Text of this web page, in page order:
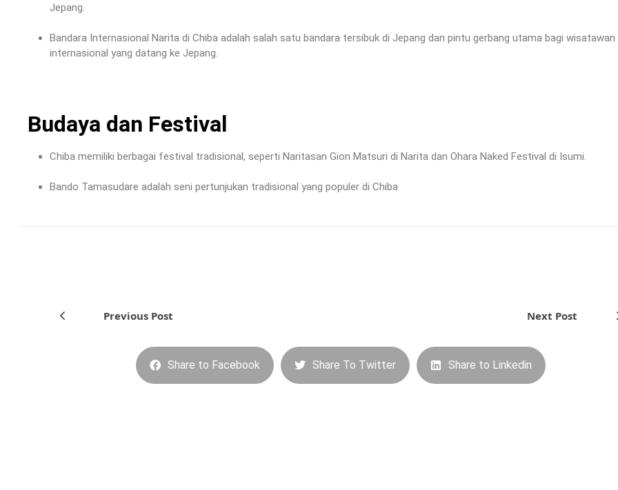
Jepang.
Bandara Internasional Narita di Chiba adalah salah satu bandara tersibuk di Jepang dan pintu gerbang utama bagi wisatawan
internasional yang datang ke Jepang.
Budaya dan Festival
Chiba memiliki berbagai festival tradisional, seperti Naritasan Gion Matsuri di Narita dan Ohara Naked Festival di Isumi.
Bando Tamasudare adalah seni pertunjukan tradisional yang populer di Chiba
Previous Post Next Post
Share to Facebook Share To Twitter Share to Linkedin